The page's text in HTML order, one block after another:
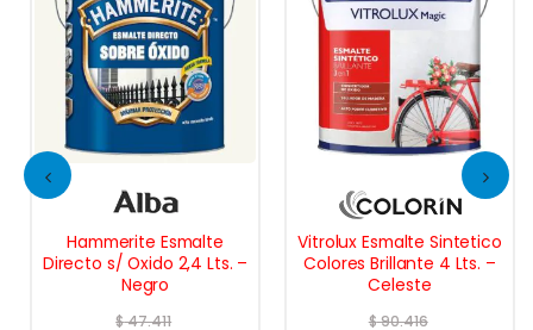
Hammerite Esmalte
Directo s/ Oxido 2,4 Lts. –
Negro
$47.411
Vitrolux Esmalte Sintetico
Colores Brillante 4 Lts. –
Celeste
$90.416